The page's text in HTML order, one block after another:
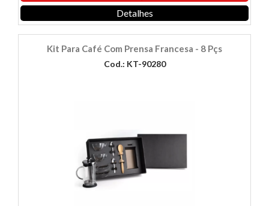
Detalhes
Kit Para Café Com Prensa Francesa - 8 Pçs
Cod.: KT-90280